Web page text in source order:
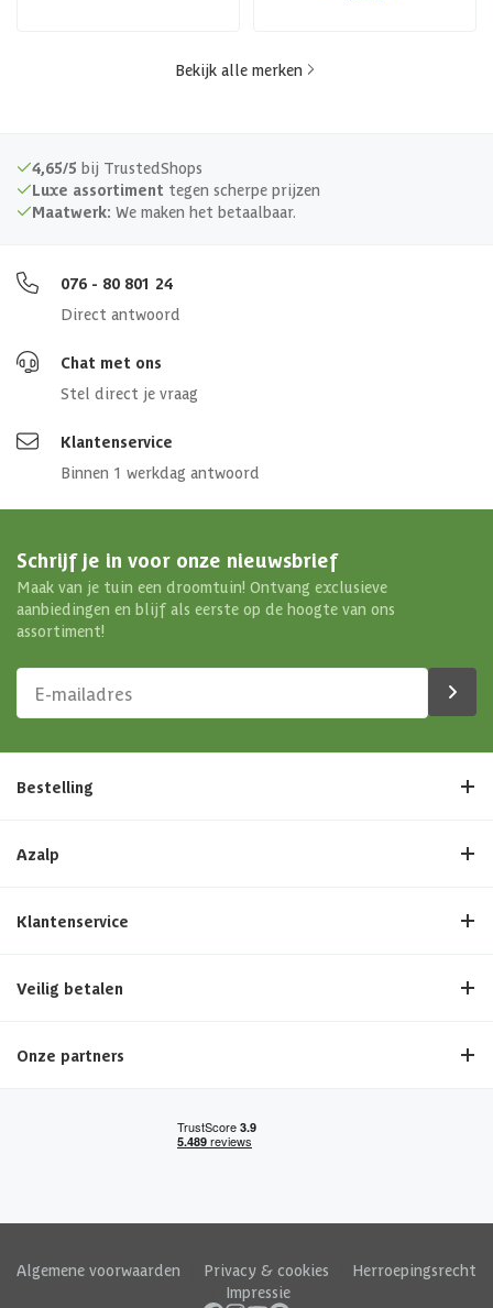
Bekijk alle merken
4,65/5 bij TrustedShops
Luxe assortiment tegen scherpe prijzen
Maatwerk: We maken het betaalbaar.
076 - 80 801 24
Direct antwoord
Chat met ons
Stel direct je vraag
Klantenservice
Binnen 1 werkdag antwoord
Schrijf je in voor onze nieuwsbrief
Maak van je tuin een droomtuin! Ontvang exclusieve
aanbiedingen en blijf als eerste op de hoogte van ons
assortiment!
Bestelling
Azalp
Klantenservice
Veilig betalen
Onze partners
Algemene voorwaarden Privacy & cookies
Herroepingsrecht
Impressie